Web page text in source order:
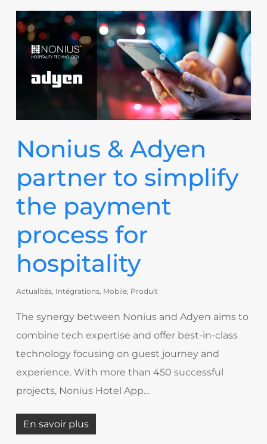
Nonius & Adyen
partner to simplify
the payment
process for
hospitality
Actualités, Intégrations, Mobile, Produit
The synergy between Nonius and Adyen aims to
combine tech expertise and offer best-in-class
technology focusing on guest journey and
experience. With more than 450 successful
projects, Nonius Hotel App…
En savoir plus